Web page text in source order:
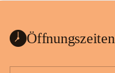
Öffnungszeiten